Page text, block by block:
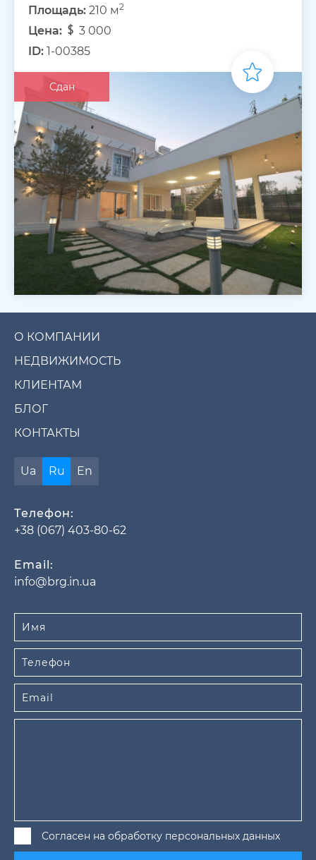
Площадь: 210 м2
Цена:
3 000
ID: 1-00385
Сдан
О КОМПАНИИ
НЕДВИЖИМОСТЬ
КЛИЕНТАМ
БЛОГ
КОНТАКТЫ
Ua Ru En
Телефон:
+38 (067) 403-80-62
Email:
info@brg.in.ua
Согласен на обработку персональных данных